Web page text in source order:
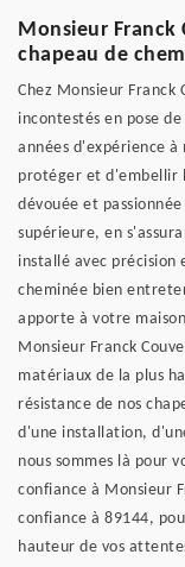
Monsieur Franck
chapeau de
Chez Monsieur Franck
incontestés en pose
années d'expérience
protéger et d'embellir
dévouée et
supérieure, en
installé avec précision
cheminée bien
apporte à votre
Monsieur Franck
matériaux de la plus
résistance de nos
d'une installation,
nous sommes là pour
confiance à Monsieur
confiance à 89144,
hauteur de vos